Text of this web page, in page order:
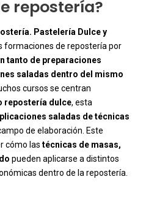
repostería?
Pastelería Dulce y
formaciones de repostería por
tanto de preparaciones
saladas dentro del mismo
cursos se centran
repostería dulce, esta
saladas de técnicas
de elaboración. Este
cómo las técnicas de masas,
pueden aplicarse a distintos
dentro de la repostería.